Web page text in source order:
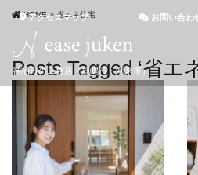
神栖市の工務店（鹿嶋市・潮来市）
アクセスマップ お問い合わ
HOME>省エネ住宅
Posts Tagged ‘省エ